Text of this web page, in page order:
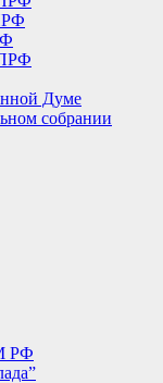
Думе
собрании
РФ